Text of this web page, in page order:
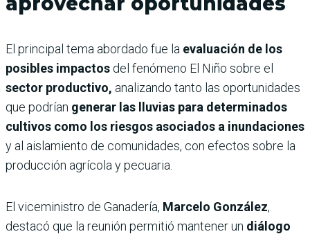
El principal tema abordado fue la evaluación de los
posibles impactos del fenómeno El Niño sobre el
sector productivo, analizando tanto las oportunidades
que podrían generar las lluvias para determinados
cultivos como los riesgos asociados a inundaciones
y al aislamiento de comunidades, con efectos sobre la
producción agrícola y pecuaria.
El viceministro de Ganadería, Marcelo González,
destacó que la reunión permitió mantener un diálogo